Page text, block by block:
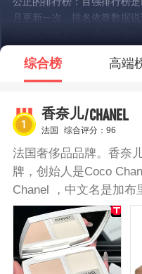
月更新一次，排名依靠数据
续优化升级算法，排名结果
*说明：仅展示部分数据
综合榜 高端
香奈儿/CHANEL
法国 综合评分：96
法国奢侈品品牌。香奈
牌，创始人是Coco
Chanel ，中文名是加布
年在法国创立。该品牌
品及其配件、化妆品、
新压缩技术，融合粉底
均匀透亮泽完美柔润的